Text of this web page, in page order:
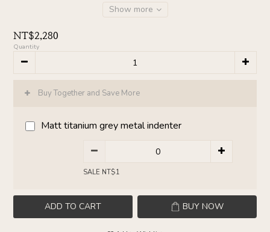
Show more
NT$2,280
Quantity
Buy Together and Save More
Matt titanium grey metal indenter
SALE NT$1
ADD TO CART BUY NOW